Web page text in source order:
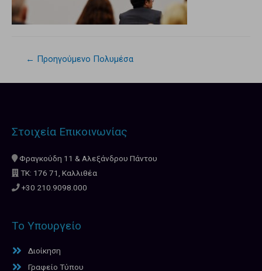
← Προηγούμενο Πολυμέσα
Στοιχεία Επικοινωνίας
Φραγκούδη 11 & Αλεξάνδρου Πάντου
ΤΚ: 176 71, Καλλιθέα
+30 210.9098.000
Το Υπουργείο
Διοίκηση
Γραφείο Τύπου